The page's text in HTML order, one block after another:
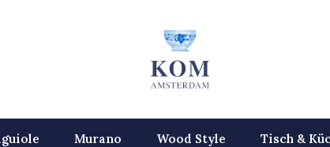
Murano Wood Style Tisch &